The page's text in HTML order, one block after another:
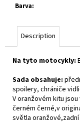
Barva:
Description
Na tyto motocykly:
Sada obsahuje:
spoilery, chrániče
V oranžovém kitu
černém černé,v
světla